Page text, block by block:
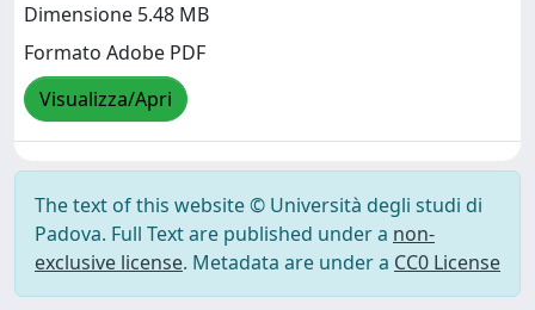
Dimensione 5.48 MB
Formato Adobe PDF
Visualizza/Apri
The text of this website © Università degli studi di
Padova. Full Text are published under a non-
exclusive license. Metadata are under a CC0 License